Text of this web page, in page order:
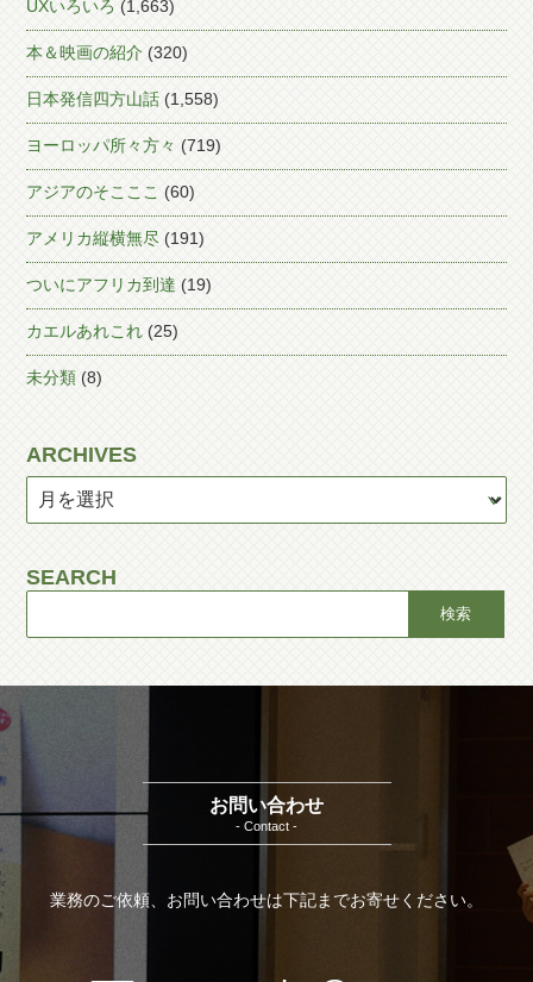
UXいろいろ (1,663)
本＆映画の紹介 (320)
日本発信四方山話 (1,558)
ヨーロッパ所々方々 (719)
アジアのそこここ (60)
アメリカ縦横無尽 (191)
ついにアフリカ到達 (19)
カエルあれこれ (25)
未分類 (8)
ARCHIVES
SEARCH
お問い合わせ
- Contact -
業務のご依頼、お問い合わせは下記までお寄せください。